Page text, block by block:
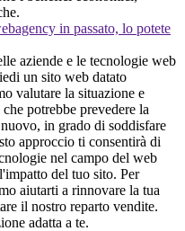
in passato, lo potete
aziende e le tecnologie web
un sito web datato
valutare la situazione e
potrebbe prevedere la
in grado di soddisfare
approccio ti consentirà di
nel campo del web
del tuo sito. Per
aiutarti a rinnovare la tua
il nostro reparto vendite.
adatta a te.